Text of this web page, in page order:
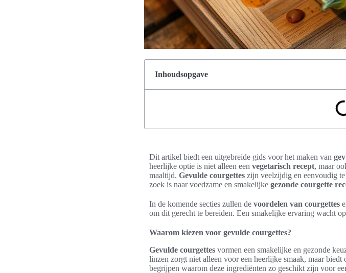
Inhoudsopgave
Dit artikel biedt een uitgebreide gids voor het maken van
heerlijke optie is niet alleen een vegetarisch recept, maar
maaltijd. Gevulde courgettes zijn veelzijdig en eenvoudig
zoek is naar voedzame en smakelijke gezonde courgette
In de komende secties zullen de voordelen van courgettes
om dit gerecht te bereiden. Een smakelijke ervaring wacht
Waarom kiezen voor gevulde courgettes?
Gevulde courgettes vormen een smakelijke en gezonde
linzen zorgt niet alleen voor een heerlijke smaak, maar
begrijpen waarom deze ingrediënten zo geschikt zijn voor